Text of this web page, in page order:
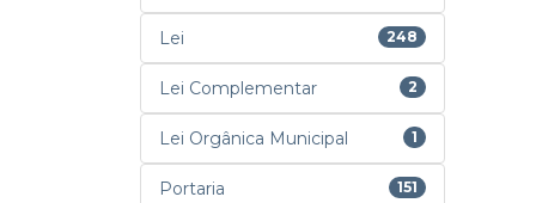
Lei 248
Lei Complementar 2
Lei Orgânica Municipal 1
Portaria 151